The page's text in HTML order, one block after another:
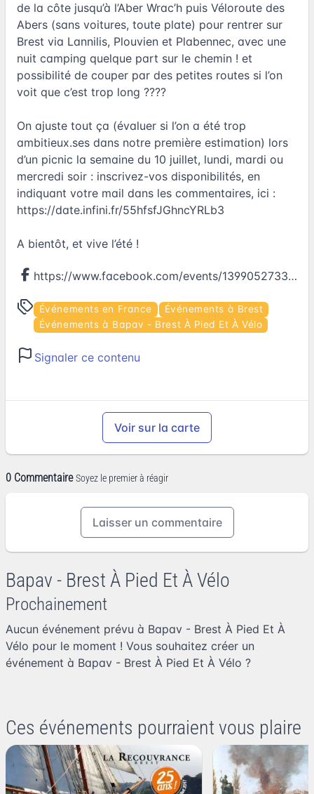
de la côte jusqu’à l’Aber Wrac’h puis Véloroute des
Abers (sans voitures, toute plate) pour rentrer sur
Brest via Lannilis, Plouvien et Plabennec, avec une
nuit camping quelque part sur le chemin ! et
possibilité de couper par des petites routes si l’on
voit que c’est trop long ????
On ajuste tout ça (évaluer si l’on a été trop
ambitieux.ses dans notre première estimation) lors
d’un picnic la semaine du 10 juillet, lundi, mardi ou
mercredi soir : inscrivez-vos disponibilités, en
indiquant votre mail dans les commentaires, ici :
https://date.infini.fr/55hfsfJGhncYRLb3
A bientôt, et vive l’été !
https://www.facebook.com/events/1399052733483731
Événements en France
Événements à Brest
Événements à Bapav - Brest À Pied Et À Vélo
Signaler ce contenu
Voir sur la carte
0 Commentaire Soyez le premier à réagir
Laisser un commentaire
Bapav - Brest À Pied Et À Vélo
Prochainement
Aucun événement prévu à Bapav - Brest À Pied Et À
Vélo pour le moment ! Vous souhaitez créer un
événement à Bapav - Brest À Pied Et À Vélo ?
Ces événements pourraient vous plaire